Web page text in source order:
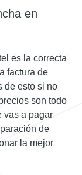
en
es la correcta
factura de
de esto si no
son todo
vas a pagar
de
la mejor